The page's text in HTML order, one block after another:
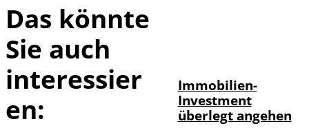
Das könnte
Sie auch
interessier
en:
Immobilien-
Investment
überlegt angehen